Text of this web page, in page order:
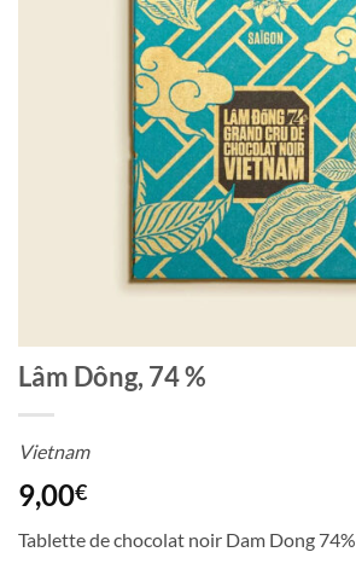
Lâm Dông, 74 %
Vietnam
9,00€
Tablette de chocolat noir Dam Dong 74%